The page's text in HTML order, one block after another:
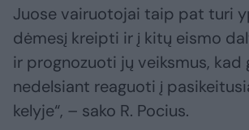
Juose vairuotojai taip pat turi
dėmesį kreipti ir į kitų eismo
ir prognozuoti jų veiksmus, kad
nedelsiant reaguoti į
kelyje“, – sako R. Pocius.